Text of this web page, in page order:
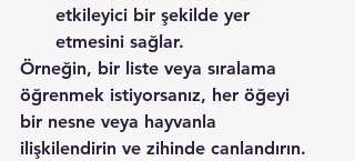
etkileyici bir şekilde yer
etmesini sağlar.
Örneğin, bir liste veya sıralama
öğrenmek istiyorsanız, her öğeyi
bir nesne veya hayvanla
ilişkilendirin ve zihinde canlandırın.